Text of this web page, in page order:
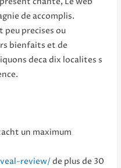
de accomplis.
peu precises ou
bienfaits et de
deca dix localites s
un maximum
review/de plus de 30